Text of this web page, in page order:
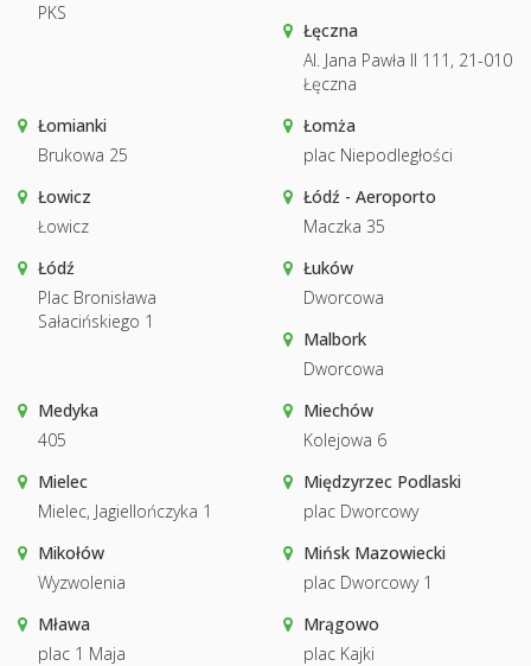
PKS
Łęczna
Al. Jana Pawła II 111, 21-010
Łęczna
Łomianki
Brukowa 25
Łomża
plac Niepodległości
Łowicz
Łowicz
Łódź - Aeroporto
Maczka 35
Łódź
Plac Bronisława
Sałacińskiego 1
Łuków
Dworcowa
Malbork
Dworcowa
Medyka
405
Miechów
Kolejowa 6
Mielec
Mielec, Jagiellończyka 1
Międzyrzec Podlaski
plac Dworcowy
Mikołów
Wyzwolenia
Mińsk Mazowiecki
plac Dworcowy 1
Mława
plac 1 Maja
Mrągowo
plac Kajki